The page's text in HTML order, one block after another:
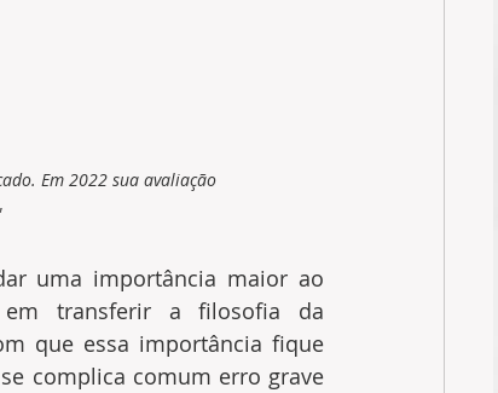
Em 2022 sua avaliação
uma importância maior ao
em transferir a filosofia da
que essa importância fique
complica comum erro grave